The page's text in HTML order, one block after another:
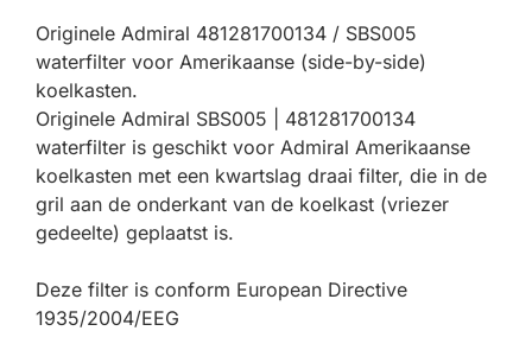
Originele Admiral 481281700134 / SBS005
waterfilter voor Amerikaanse (side-by-side)
koelkasten.
Originele Admiral SBS005 | 481281700134
waterfilter is geschikt voor Admiral Amerikaanse
koelkasten met een kwartslag draai filter, die in de
gril aan de onderkant van de koelkast (vriezer
gedeelte) geplaatst is.
Deze filter is conform European Directive
1935/2004/EEG